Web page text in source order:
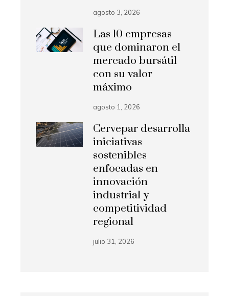
agosto 3, 2026
Las 10 empresas
que dominaron el
mercado bursátil
con su valor
máximo
agosto 1, 2026
Cervepar desarrolla
iniciativas
sostenibles
enfocadas en
innovación
industrial y
competitividad
regional
julio 31, 2026